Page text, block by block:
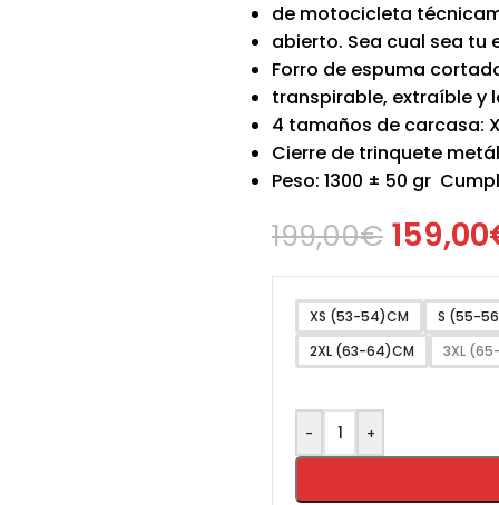
de motocicleta
abierto. Sea cual sea tu
Forro de espuma
transpirable, extraíble y
4 tamaños de carcasa:
Cierre de trinquete
Peso: 1300 ± 50 gr
199,00€ 159,00
XS (53-54)CM
S (55-
2XL (63-64)CM
3XL
- +